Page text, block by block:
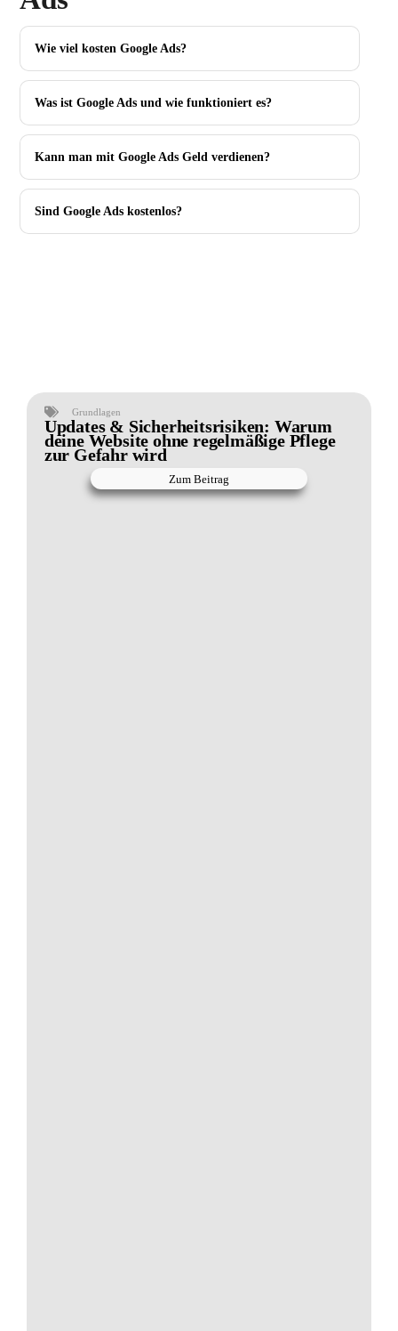
Wie viel kosten Google Ads?
Was ist Google Ads und wie funktioniert es?
Kann man mit Google Ads Geld verdienen?
Sind Google Ads kostenlos?
Grundlagen
Updates & Sicherheitsrisiken: Warum
deine Website ohne regelmäßige Pflege
zur Gefahr wird
Zum Beitrag